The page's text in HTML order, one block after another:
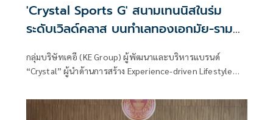
'Crystal Sports G' สนามเทนนิสในร่ม
ระดับเวิลด์คลาส บนทำเลทองเอกมัย-ราม
กลุ่มบริษัทเคอี (KE Group) ผู้พัฒนาและบริหารแบรนด์
“Crystal” ผู้นำด้านการสร้าง Experience-driven Lifestyle
“Crystal Sports” สนามเทนนิสระดับสากลที่ได้รับการยอมรับ
ในวงกว้าง ยกระดับอีกขั้นด้วยการเปิดตัว “Crystal Sports G”